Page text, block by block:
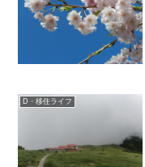
D・移住ライフ